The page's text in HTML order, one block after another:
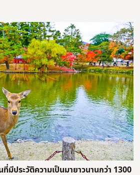
มีประวัติความเป็นมายาวนานกว่า 1300